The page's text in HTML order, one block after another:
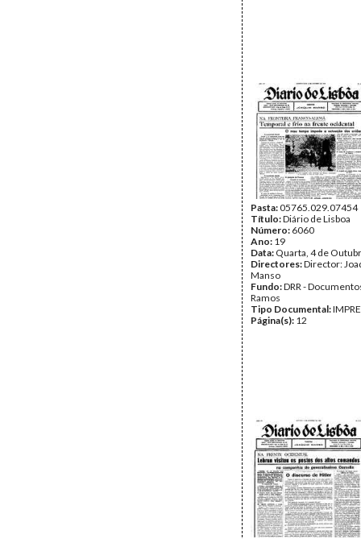
Pasta:05765.029.07454
Título:Diário de Lisboa
Número: 6060
Ano: 19
Data: Quarta, 4 de
Directores:Director:
Manso
Fundo:DRR -
Ramos
Tipo Documental:
Página(s): 12